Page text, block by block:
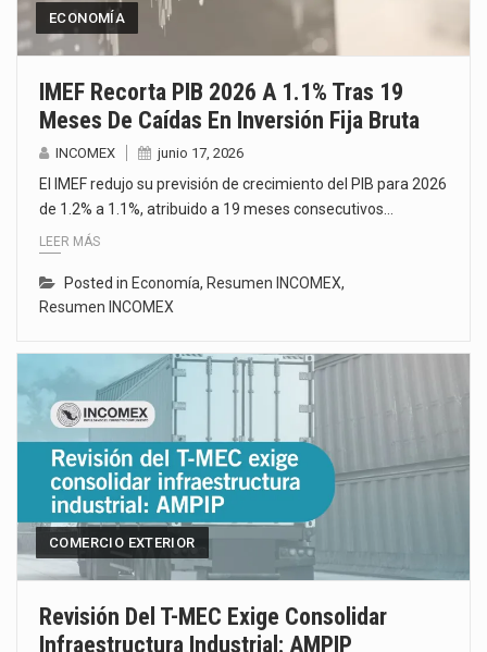
ECONOMÍA
IMEF Recorta PIB 2026 A 1.1% Tras 19
Meses De Caídas En Inversión Fija Bruta
INCOMEX junio 17, 2026
El IMEF redujo su previsión de crecimiento del PIB para 2026
de 1.2% a 1.1%, atribuido a 19 meses consecutivos…
LEER MÁS
Posted in Economía, Resumen INCOMEX,
Resumen INCOMEX
COMERCIO EXTERIOR
Revisión Del T-MEC Exige Consolidar
Infraestructura Industrial: AMPIP